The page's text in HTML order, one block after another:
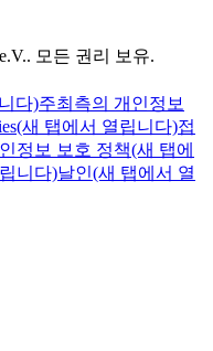
. 모든 권리 보유.
다)주최측의 개인정보
(새 탭에서 열립니다)접
정보 보호 정책(새 탭에
니다)날인(새 탭에서 열